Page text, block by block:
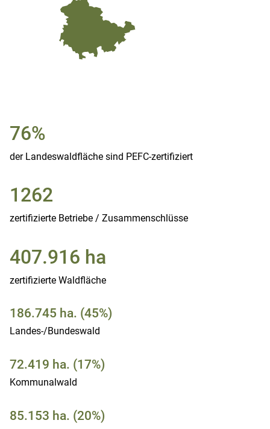
76%
der Landeswaldfläche sind PEFC-zertifiziert
1262
zertifizierte Betriebe / Zusammenschlüsse
407.916 ha
zertifizierte Waldfläche
186.745 ha. (45%)
Landes-/Bundeswald
72.419 ha. (17%)
Kommunalwald
85.153 ha. (20%)